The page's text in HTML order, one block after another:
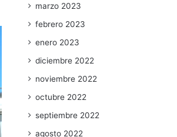
marzo 2023
febrero 2023
enero 2023
diciembre 2022
noviembre 2022
octubre 2022
septiembre 2022
agosto 2022